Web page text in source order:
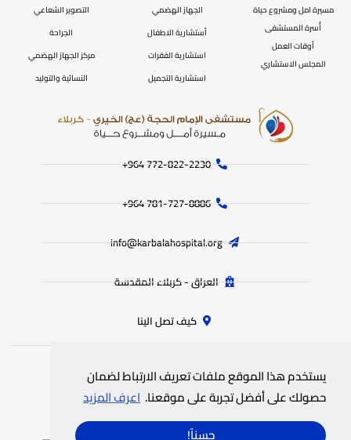
يستخدم هذا الموقع ملفات تعريف الارتباط لضمان
حصولك على أفضل تجربة على موقعنا. اعرف المزيد
حسناً!
772-822-2230‏ 964+
781-727-8886 964+
info@karbalahospital.org
العراق - كربلاء المقدسة
كيف تصل الينا
التصوير الشعاعي
الجراحة
مركز الجهاز الهضمي
النسائية والتوليد
الجهاز الهضمي
أستشارية الاطفال
استشارية الفقرات
استشارية التجميل
مسيرة امل ومشروع حياة
أُسرة المستشفى
أوقات العمل
المجلس الاستشاري
جميع الحقوق محفوظة لمستشفى الامام الحجة (عج) الخيري© 2025